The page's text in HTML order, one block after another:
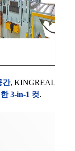
간, KINGREAL
3-in-1 컷.